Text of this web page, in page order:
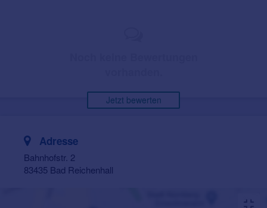
Jetzt bewerten
Adresse
Bahnhofstr. 2
83435 Bad Reichenhall